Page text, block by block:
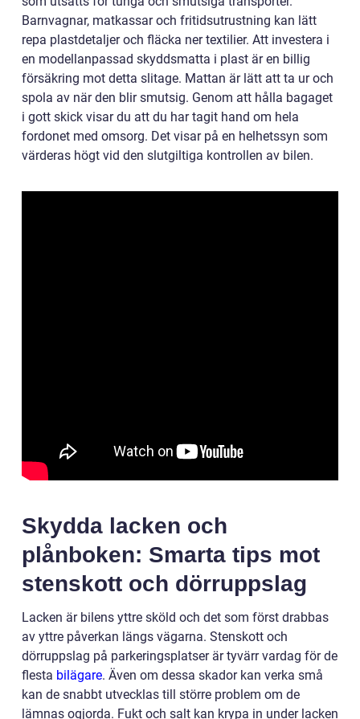
Barnvagnar, matkassar och fritidsutrustning kan lätt
repa plastdetaljer och fläcka ner textilier. Att investera i
en modellanpassad skyddsmatta i plast är en billig
försäkring mot detta slitage. Mattan är lätt att ta ur och
spola av när den blir smutsig. Genom att hålla bagaget
i gott skick visar du att du har tagit hand om hela
fordonet med omsorg. Det visar på en helhetssyn som
värderas högt vid den slutgiltiga kontrollen av bilen.
Skydda lacken och
plånboken: Smarta tips mot
stenskott och dörruppslag
Lacken är bilens yttre sköld och det som först drabbas
av yttre påverkan längs vägarna. Stenskott och
dörruppslag på parkeringsplatser är tyvärr vardag för de
flesta bilägare. Även om dessa skador kan verka små
kan de snabbt utvecklas till större problem om de
lämnas ogjorda. Fukt och salt kan krypa in under lacken